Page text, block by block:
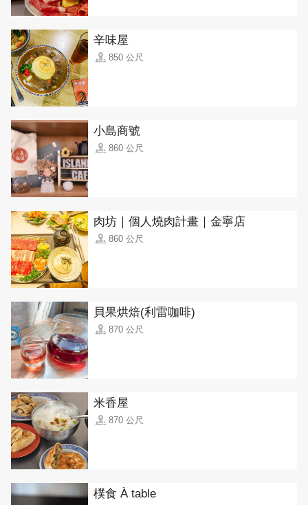
辛味屋
850 公尺
小島商號
860 公尺
肉坊｜個人燒肉計畫｜金寧店
860 公尺
貝果烘焙(利雷咖啡)
870 公尺
米香屋
870 公尺
樸食 À table